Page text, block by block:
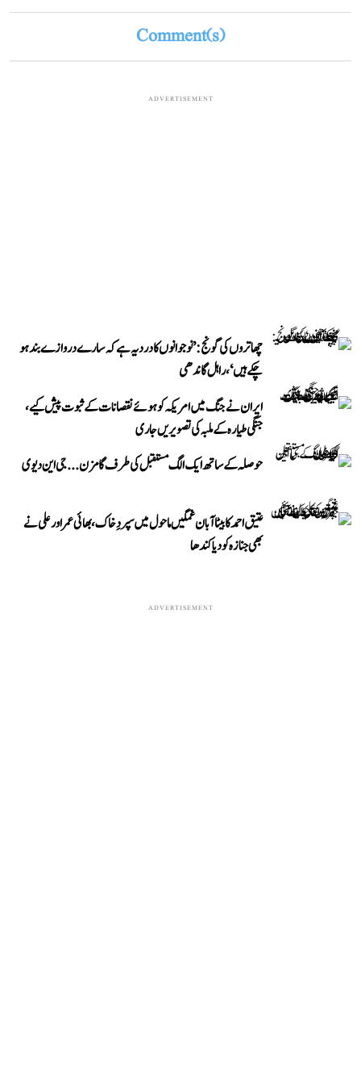
Comment(s)
ADVERTISEMENT
چھاتروں کی گونج: ’نوجوانوں کا درد یہ ہے کہ سارے دروازے بند ہو
چکے ہیں‘، راہل گاندھی
ایران نے جنگ میں امریکہ کو ہوئے نقصانات کے ثبوت پیش کیے،
جنگی طیارہ کے ملبہ کی تصویریں جاری
حوصلہ کے ساتھ ایک الگ مستقبل کی طرف گامزن... جی این دیوی
عتیق احمد کا بیٹا آبان غمگین ماحول میں سپردِ خاک، بھائی عمر اور علی نے
بھی جنازہ کو دیا کندھا
ADVERTISEMENT